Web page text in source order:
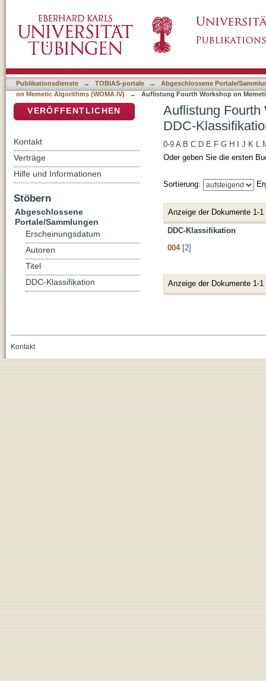
Publikationsdienste → TOBIAS-portale →
Abgeschlossene Portale/
on Memetic Algorithms (WOMA IV)
→ Auflistung Fourth Workshop on
Auflistung Fourth
DDC-
0-9 A B C D E F G H J K L
Oder geben Sie die ersten
Sortierung:
Anzeige der Dokumente 1-1
DDC-Klassifikation
004[2]
Anzeige der Dokumente 1-1
VERÖFFENTLICHEN
Kontakt
Verträge
Hilfe und Informationen
Stöbern
Abgeschlossene
Portale/Sammlungen
Erscheinungsdatum
Autoren
Titel
DDC-Klassifikation
Kontakt